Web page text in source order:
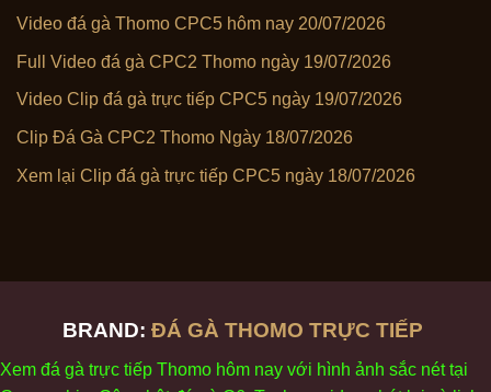
Video đá gà Thomo CPC5 hôm nay 20/07/2026
Full Video đá gà CPC2 Thomo ngày 19/07/2026
Video Clip đá gà trực tiếp CPC5 ngày 19/07/2026
Clip Đá Gà CPC2 Thomo Ngày 18/07/2026
Xem lại Clip đá gà trực tiếp CPC5 ngày 18/07/2026
BRAND: ĐÁ GÀ THOMO TRỰC TIẾP
Xem đá gà trực tiếp Thomo hôm nay với hình ảnh sắc néttại